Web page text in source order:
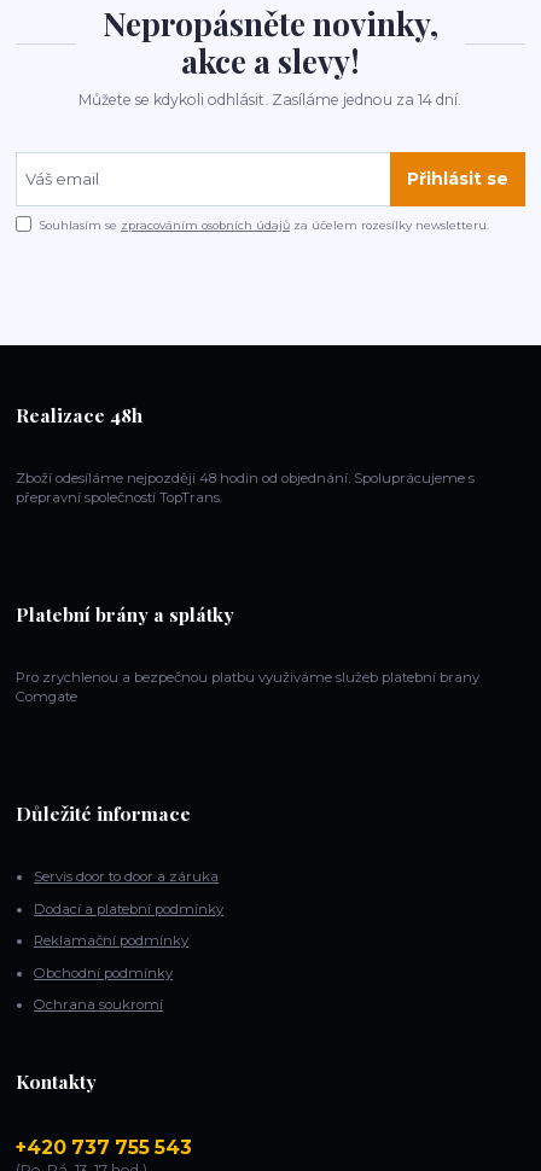
Nepropásněte novinky,
akce a slevy!
Můžete se kdykoli odhlásit. Zasíláme jednou za 14 dní.
Přihlásit se
Souhlasím se zpracováním osobních údajů za účelem rozesílky newsletteru.
Realizace 48h
Zboží odesíláme nejpozději 48 hodin od objednání. Spoluprácujeme s
přepravní společností TopTrans.
Platební brány a splátky
Pro zrychlenou a bezpečnou platbu využiváme služeb platební brany
Comgate
Důležité informace
Servis door to door a záruka
Dodací a platební podmínky
Reklamační podmínky
Obchodní podmínky
Ochrana soukromí
Kontakty
+420 737 755 543